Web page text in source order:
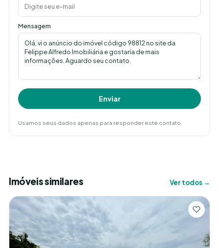
Mensagem
Enviar
Usamos seus dados apenas para responder este contato.
Imóveis similares Ver todos →